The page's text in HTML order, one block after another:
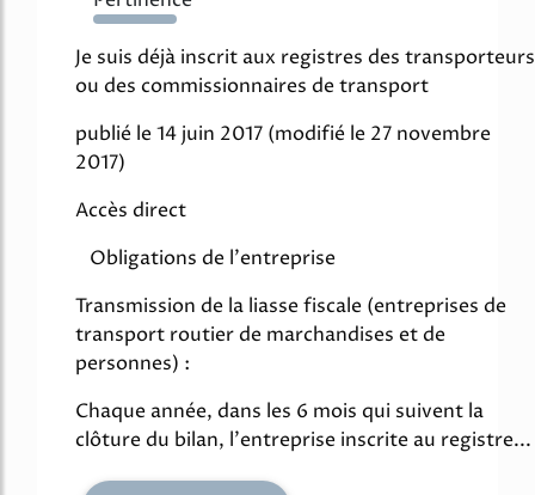
1612%
Je suis déjà inscrit aux registres des transporteurs
ou des commissionnaires de transport
publié le 14 juin 2017 (modifié le 27 novembre
2017)
Accès direct
Obligations de l'entreprise
Transmission de la liasse fiscale (entreprises de
transport routier de marchandises et de
personnes) :
Chaque année, dans les 6 mois qui suivent la
clôture du bilan, l'entreprise inscrite au registre...